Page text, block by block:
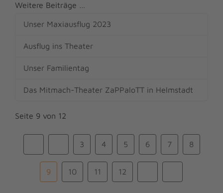
Weitere Beiträge …
Unser Maxiausflug 2023
Ausflug ins Theater
Unser Familientag
Das Mitmach-Theater ZaPPaloTT in Helmstadt
Seite 9 von 12
3 4 5 6 7 8
9 10 11 12